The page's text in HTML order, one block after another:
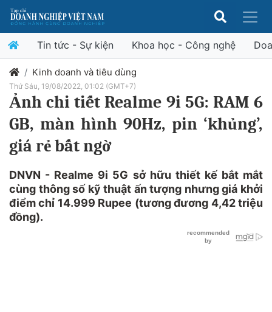
Tin tức - Sự kiện Khoa học - Công nghệ
Kinh doanh và tiêu dùng
Thứ Sáu, 19/08/2022, 01:02 (GMT+7)
Ảnh chi tiết Realme 9i 5G: RAM 6
GB, màn hình 90Hz, pin ‘khủng’,
giá rẻ bất ngờ
DNVN - Realme 9i 5G sở hữu thiết kế bắt mắt
cùng thông số kỹ thuật ấn tượng nhưng giá khởi
điểm chỉ 14.999 Rupee (tương đương 4,42 triệu
đồng).